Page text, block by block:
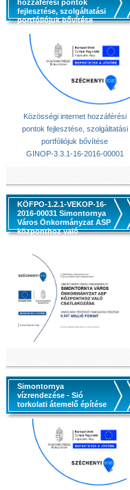
hozzáférési pontok
fejlesztése, szolgáltatási
portfóliójuk bővítése
Közösségi internet hozzáférési
pontok fejlesztése, szolgáltatási
portfóliójuk bővítése
GINOP-3.3.1-16-2016-00001
KÖFPO-1.2.1-VEKOP-16-
2016-00031 Simontornya
Város Önkormányzat ASP
központhoz való
Simontornya
vízrendezése - Sió
torkolati átemelő építése